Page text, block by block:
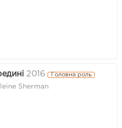
2016 Головна роль
Sherman